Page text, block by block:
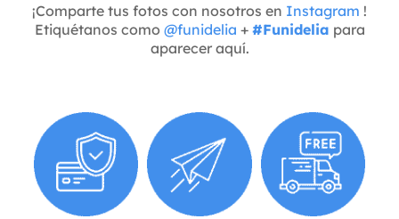
¡Comparte tus fotos con nosotros en Instagram !
Etiquétanos como @funidelia + #Funidelia para
aparecer aquí.